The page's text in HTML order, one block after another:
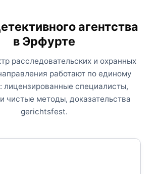
агентства
в Эрфурте
расследовательских и охранных
работают по единому
лицензированные специалисты,
чистые методы, доказательства
gerichtsfest.